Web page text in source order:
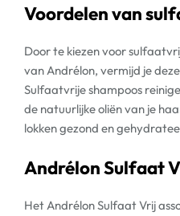
Voordelen van
Door te kiezen voor
van Andrélon, vermijd je
Sulfaatvrije shampoos
de natuurlijke oliën van je
lokken gezond en
Andrélon Sulfaat
Het Andrélon Sulfaat Vrij